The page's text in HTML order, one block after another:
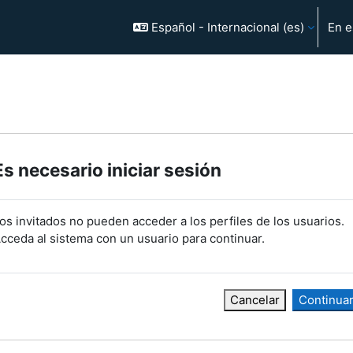
Español - Internacional ‎(es)‎ En
necesario iniciar sesión
invitados no pueden acceder a los perfiles de los usuarios.
al sistema con un usuario para continuar.
Cancelar Continuar